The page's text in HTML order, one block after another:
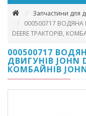
Запчастини для
000500717
DEERE ТРАКТОРІВ,
000500717
ДВИГУНІВ JOHN
КОМБАЙНІВ JOHN